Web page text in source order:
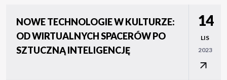
NOWE TECHNOLOGIE W KULTURZE:
OD WIRTUALNYCH SPACERÓW PO
SZTUCZNĄ INTELIGENCJĘ
14
LIS
2023